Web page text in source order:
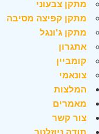
מתקן צבעוני
מתקן קפיצה מסיבה
מתקן ג'ונגל
אתגרון
קומביין
צונאמי
המלצות
מאמרים
צור קשר
תודה ניוזלטר